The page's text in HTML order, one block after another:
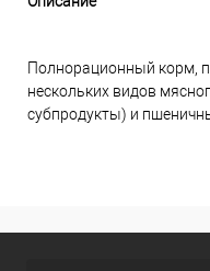
Полнорационный корм,
нескольких видов
субпродукты) и